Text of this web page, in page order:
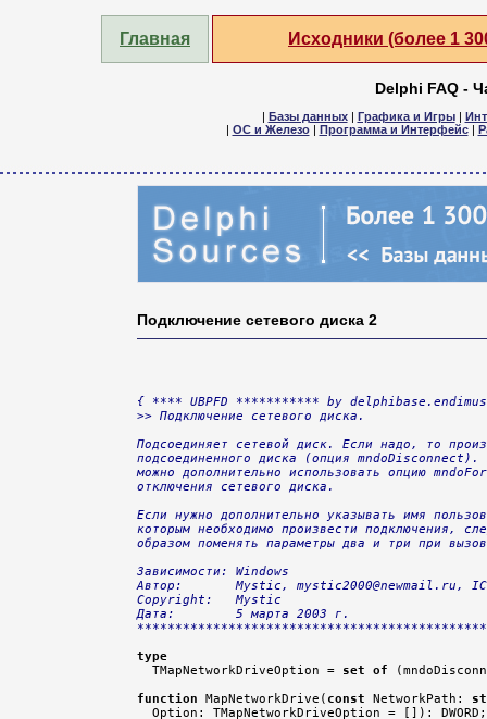
Главная Исходники (более 1
Delphi FAQ -
| Базы данных| Графика и Игры|
| ОС и Железо| Программа и Интерфейс|
Подключение сетевого диска 2
{ **** UBPFD *********** by
>> Подключение сетевого диска.
Подсоединяет сетевой диск. Если надо, то
подсоединенного диска (опция mndoDisconnect).
можно дополнительно использовать опцию
отключения сетевого диска.
Если нужно дополнительно указывать имя
которым необходимо произвести подключения,
образом поменять параметры два и три при
Зависимости: Windows
Автор:       Mystic, mystic2000@newmail.ru,
Copyright:   Mystic
Дата:        5 марта 2003 г.
type
TMapNetworkDriveOption = set of
function MapNetworkDrive( const NetworkPath: